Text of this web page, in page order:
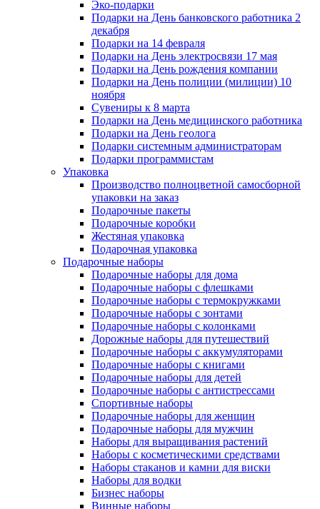
Эко-подарки
Подарки на День банковского работника 2
декабря
Подарки на 14 февраля
Подарки на День электросвязи 17 мая
Подарки на День рождения компании
Подарки на День полиции (милиции) 10
ноября
Сувениры к 8 марта
Подарки на День медицинского работника
Подарки на День геолога
Подарки системным администраторам
Подарки программистам
Упаковка
Производство полноцветной самосборной
упаковки на заказ
Подарочные пакеты
Подарочные коробки
Жестяная упаковка
Подарочная упаковка
Подарочные наборы
Подарочные наборы для дома
Подарочные наборы с флешками
Подарочные наборы с термокружками
Подарочные наборы с зонтами
Подарочные наборы с колонками
Дорожные наборы для путешествий
Подарочные наборы с аккумуляторами
Подарочные наборы с книгами
Подарочные наборы для детей
Подарочные наборы с антистрессами
Спортивные наборы
Подарочные наборы для женщин
Подарочные наборы для мужчин
Наборы для выращивания растений
Наборы с косметическими средствами
Наборы стаканов и камни для виски
Наборы для водки
Бизнес наборы
Винные наборы